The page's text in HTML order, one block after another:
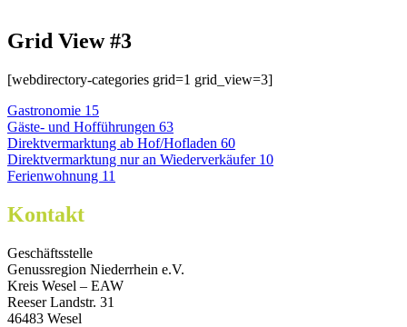
Grid View #3
[webdirectory-categories grid=1 grid_view=3]
Gastronomie 15
Gäste- und Hofführungen 63
Direktvermarktung ab Hof/Hofladen 60
Direktvermarktung nur an Wiederverkäufer 10
Ferienwohnung 11
Kontakt
Geschäftsstelle
Genussregion Niederrhein e.V.
Kreis Wesel – EAW
Reeser Landstr. 31
46483 Wesel